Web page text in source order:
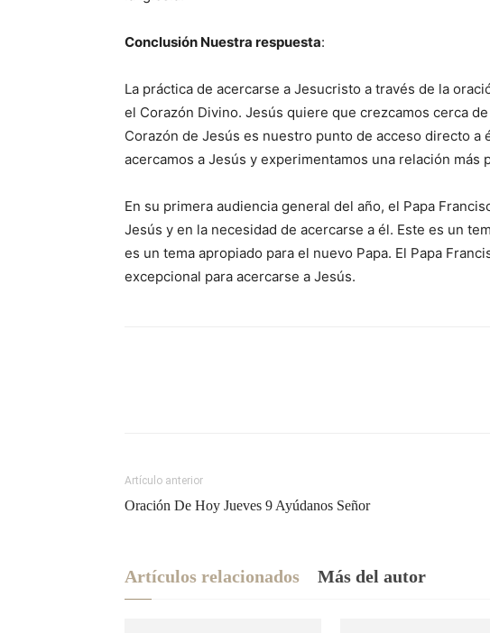
Conclusión Nuestra respuesta:
La práctica de acercarse a Jesucristo a través de la
el Corazón Divino. Jesús quiere que crezcamos cerca
Corazón de Jesús es nuestro punto de acceso directo a
acercamos a Jesús y experimentamos una relación más
En su primera audiencia general del año, el Papa
Jesús y en la necesidad de acercarse a él. Este es un
es un tema apropiado para el nuevo Papa. El Papa
excepcional para acercarse a Jesús.
Artículo anterior
Oración De Hoy Jueves 9 Ayúdanos Señor
Artículos relacionados Más del autor